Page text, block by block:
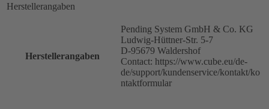
Herstellerangaben
Herstellerangaben
Pending System GmbH & Co. KG
Ludwig-Hüttner-Str. 5-7
D-95679 Waldershof
Contact: https://www.cube.eu/de-
de/support/kundenservice/kontakt/ko
ntaktformular